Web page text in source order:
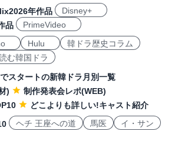
年作品
Disney+
品
PrimeVideo
Hulu
韓ドラ歴史コラム
む韓国ドラ
でスタートの新韓ドラ月別一覧
)
制作発表会レポ(WEB)
どこよりも詳しい!キャスト紹介
ヘチ 王座への道 馬医
イ・サン